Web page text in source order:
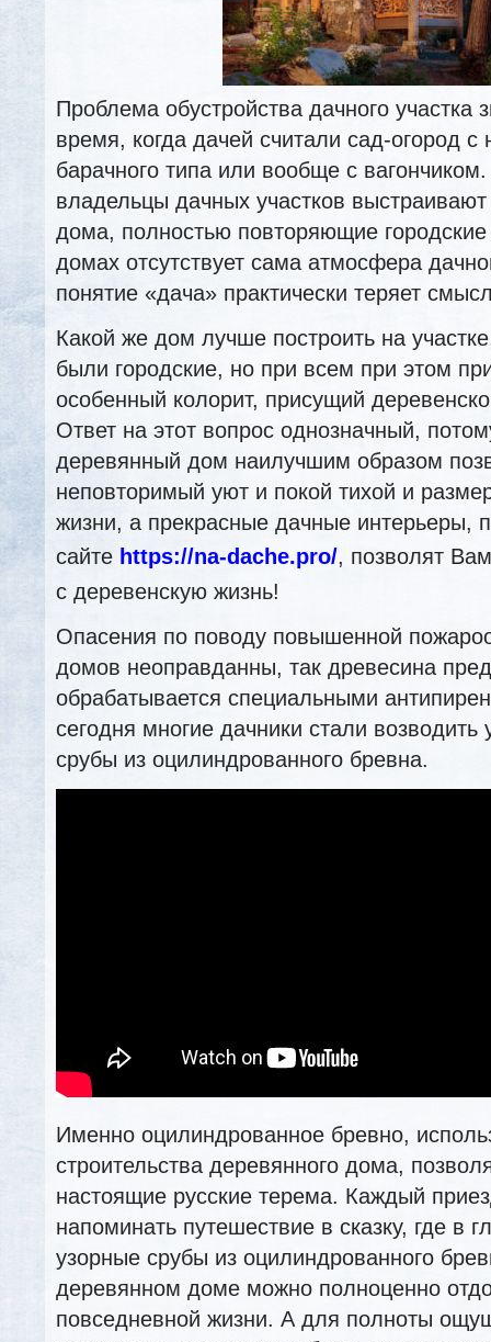
Проблема обустройства дачного
время, когда дачей считали сад-огород
барачного типа или вообще с
владельцы дачных участков
дома, полностью повторяющие городские
домах отсутствует сама атмосфера
понятие «дача» практически теряет
Какой же дом лучше построить на
были городские, но при всем при этом
особенный колорит, присущий
Ответ на этот вопрос однозначный,
деревянный дом наилучшим образом
неповторимый уют и покой тихой и
жизни, а прекрасные дачные интерьеры,
сайте https://na-dache.pro/, позволят
с деревенскую жизнь!
Опасения по поводу повышенной
домов неоправданны, так древесина
обрабатывается специальными
сегодня многие дачники стали возводить
срубы из оцилиндрованного бревна.
Именно оцилиндрованное бревно,
строительства деревянного дома,
настоящие русские терема. Каждый
напоминать путешествие в сказку, где в
узорные срубы из оцилиндрованного
деревянном доме можно полноценно
повседневной жизни. А для полноты